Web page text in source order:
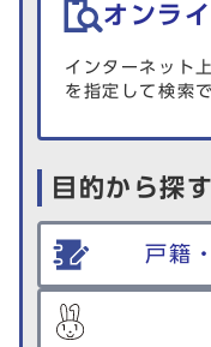
オンラ
インターネット
を指定して検索
目的から探す
戸籍